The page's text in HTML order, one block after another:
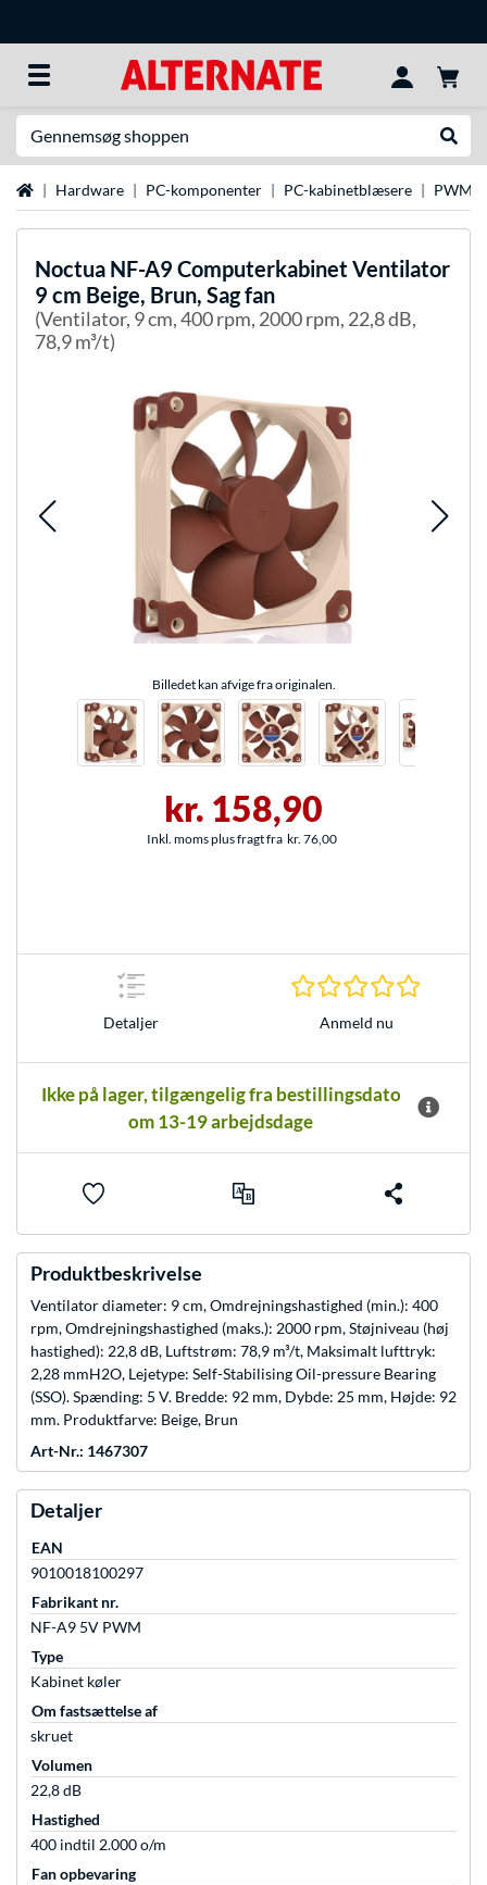
StartsideHardware PC-komponenter PC-kabinetblæsere PWM-
Noctua NF-A9 Computerkabinet Ventilator
9 cm Beige, Brun, Sag fan
(Ventilator, 9 cm, 400 rpm, 2000 rpm, 22,8 dB,
78,9 m³/t)
Billedet kan afvige fra originalen.
kr. 158,90
Inkl. moms plus fragt fra kr. 76,00
Detaljer Anmeld nu
Ikke på lager, tilgængelig fra bestillingsdato
om 13-19 arbejdsdage
Produktbeskrivelse
Ventilator diameter: 9 cm, Omdrejningshastighed (min.): 400
rpm, Omdrejningshastighed (maks.): 2000 rpm, Støjniveau (høj
hastighed): 22,8 dB, Luftstrøm: 78,9 m³/t, Maksimalt lufttryk:
2,28 mmH2O, Lejetype: Self-Stabilising Oil-pressure Bearing
(SSO). Spænding: 5 V. Bredde: 92 mm, Dybde: 25 mm, Højde: 92
mm. Produktfarve: Beige, Brun
Art-Nr.: 1467307
Detaljer
EAN
9010018100297
Fabrikant nr.
NF-A9 5V PWM
Type
Kabinet køler
Om fastsættelse af
skruet
Volumen
22,8 dB
Hastighed
400 indtil 2.000 o/m
Fan opbevaring